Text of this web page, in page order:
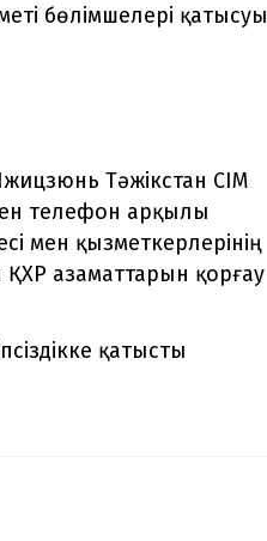
бөлімшелері қатысуы
Тәжікстан СІМ
телефон арқылы
мен қызметкерлерінің
ҚХР азаматтарын қорғау
қатысты